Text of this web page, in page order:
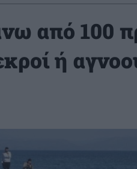
από 100
ή